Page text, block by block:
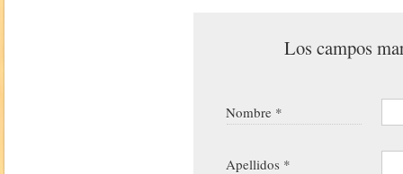
Los campos
Nombre *
Apellidos *